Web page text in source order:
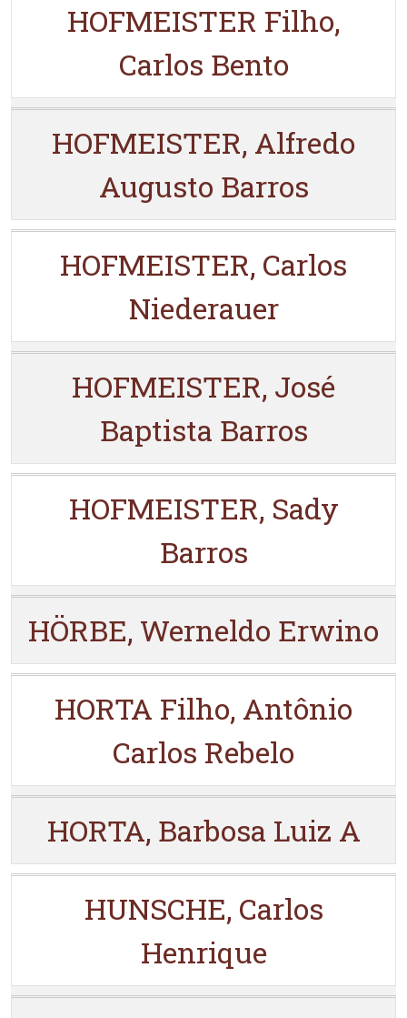
HOFMEISTER Filho,
Carlos Bento
HOFMEISTER, Alfredo
Augusto Barros
HOFMEISTER, Carlos
Niederauer
HOFMEISTER, José
Baptista Barros
HOFMEISTER, Sady
Barros
HÖRBE, Werneldo Erwino
HORTA Filho, Antônio
Carlos Rebelo
HORTA, Barbosa Luiz A
HUNSCHE, Carlos
Henrique